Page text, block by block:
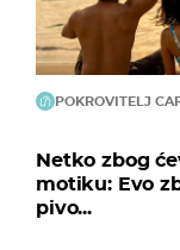
POKROVITELJ
Netko zbog
motiku: Evo
pivo...